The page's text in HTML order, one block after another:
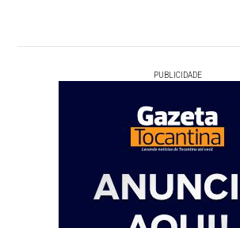
PUBLICIDADE